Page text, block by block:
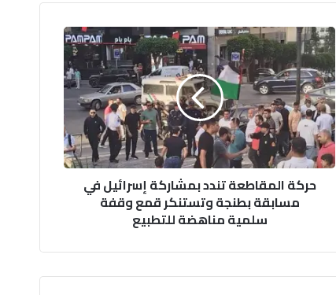
حركة
المقاطعة
تندد
بمشاركة
إسرائيل
في
مسابقة
بطنجة
وتستنكر
حركة المقاطعة تندد بمشاركة إسرائيل في
مسابقة بطنجة وتستنكر قمع وقفة
سلمية مناهضة للتطبيع